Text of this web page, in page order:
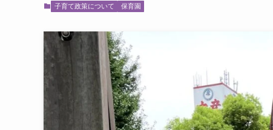
子育て政策について 保育園